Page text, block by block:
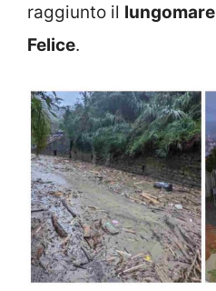
raggiunto il lungomare
Felice.